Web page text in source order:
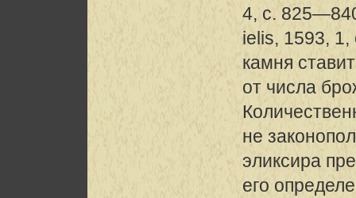
4, с.
ielis, 1593,
камня
от числа
не
эликсира
его